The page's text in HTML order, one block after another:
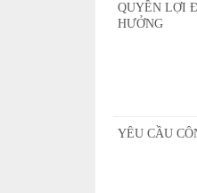
QUYỀN LỢI
HƯỞNG
YÊU CẦU